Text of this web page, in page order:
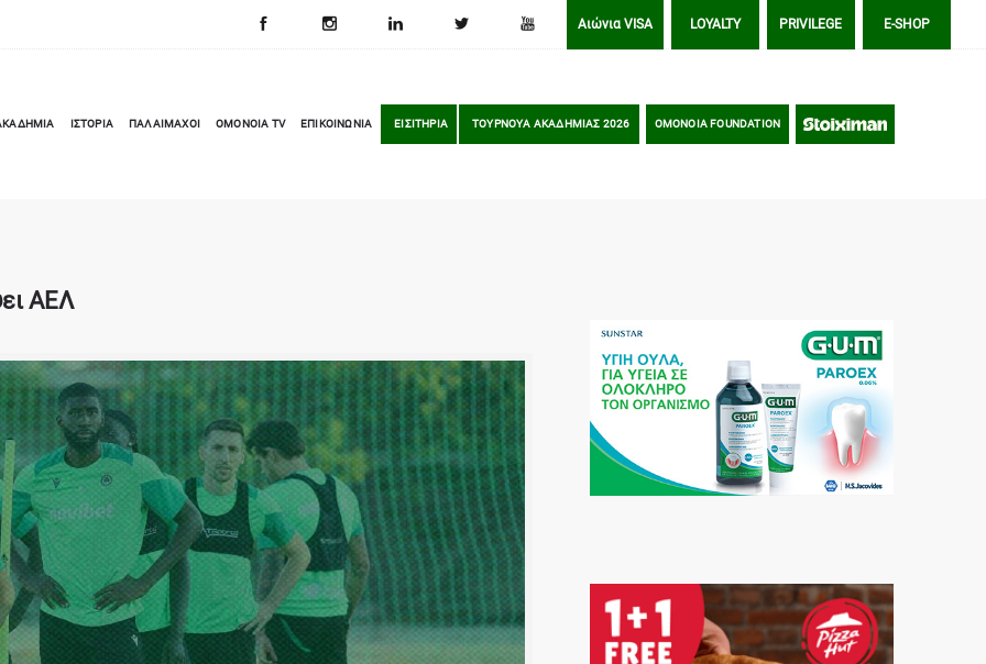
Αιώνια VISA LOYALTY PRIVILEGE E-SHOP
ΙΣΤΟΡΙΑ ΠΑΛΑΙΜΑΧΟΙ OMONOIA TV ΕΠΙΚΟΙΝΩΝΙΑ ΕΙΣΙΤΗΡΙΑ ΤΟΥΡΝΟΥΑ ΑΚΑΔΗΜΙΑΣ 2026 OMONOIA FOUNDATION STOIXIMAN
ΑΕΛ